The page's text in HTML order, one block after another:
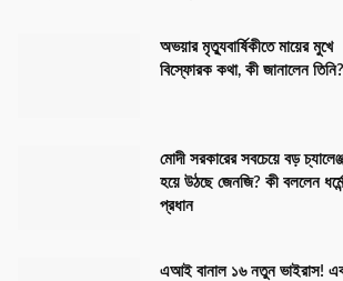
অভয়ার মৃত্যুবার্ষিকীতে মায়ের মুখে
বিস্ফোরক কথা, কী জানালেন তিনি?
মোদী সরকারের সবচেয়ে বড়
হয়ে উঠছে জেনজি? কী বললেন
প্রধান
এআই বানাল ১৬ নতুন ভাইরাস!